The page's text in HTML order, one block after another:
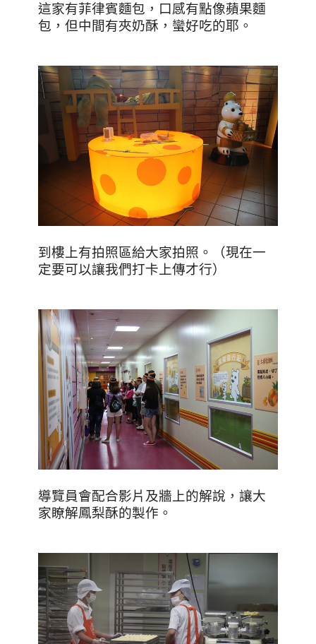
這家有菲律賓麵包，口感有點像蘋果麵
包，但中間有夾奶酥，蠻好吃的耶。
到樓上有拍照區給大家拍照。（現在一
定要可以讓我們打卡上傳才行）
導覽員會配合影片及牆上的解說，讓大
家瞭解鳳梨酥的製作。